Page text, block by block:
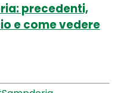
precedenti,
e come vedere